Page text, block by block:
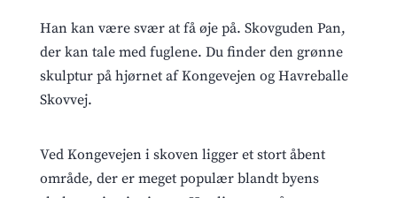
Han kan være svær at få øje på. Skovguden Pan,
der kan tale med fuglene. Du finder den grønne
skulptur på hjørnet af Kongevejen og Havreballe
Skovvej.
Ved Kongevejen i skoven ligger et stort åbent
område, der er meget populær blandt byens